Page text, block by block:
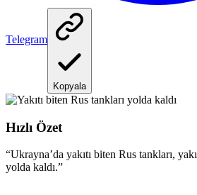
Telegram
Kopyala
Hızlı Özet
“Ukrayna’da yakıtı biten Rus tankları,
yolda kaldı.”